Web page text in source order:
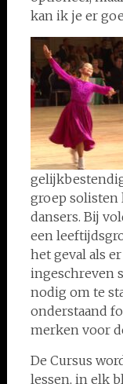
kan ik je er
groep solisten
dansers. Bij
een
het geval als
ingeschreven
nodig om te
onderstaand
merken voor
De Cursus
lessen, in elk